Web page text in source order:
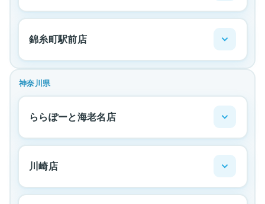
錦糸町駅前店
神奈川県
ららぽーと海老名店
川崎店